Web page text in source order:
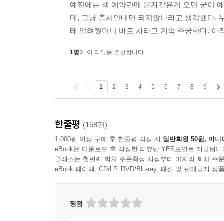
예전에는 책 예약판매 문자같은게 오면 굳이
데, 그냥 출시안내면 되지않나라고 생각했다.
테 알려줬더니 바로 사라고 계속 추궁한다.
1명이 이 리뷰를 추천합니다.
1 2 3 4 5 6 7 8 9
한줄평 (158건)
1,000원 이상 구매 후 한줄평 작성 시 일반회원 50원, 마니
eBook은 다운로드 후 작성한 리뷰만 YES포인트 지급됩니
클래스는 첫번째 회차 주문확정 시점부터 마지막 회차 주
eBook 페이백, CD/LP, DVD/Blu-ray, 패션 및 판매금지 상
평점